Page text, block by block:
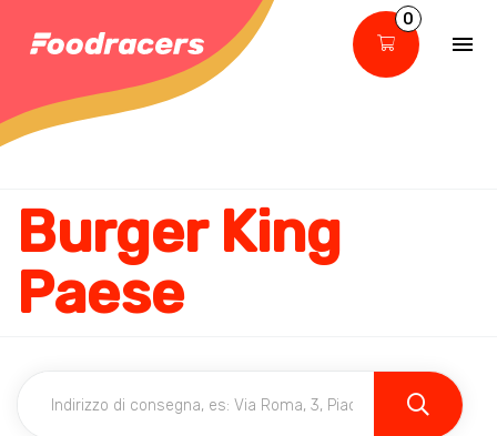
0
Burger King
Paese